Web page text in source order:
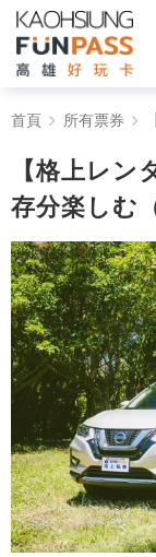
【格
上
レ
ン
タ
カ
ー
券】
自
駕
首頁 所有票券
【格上レン
存分楽しむ